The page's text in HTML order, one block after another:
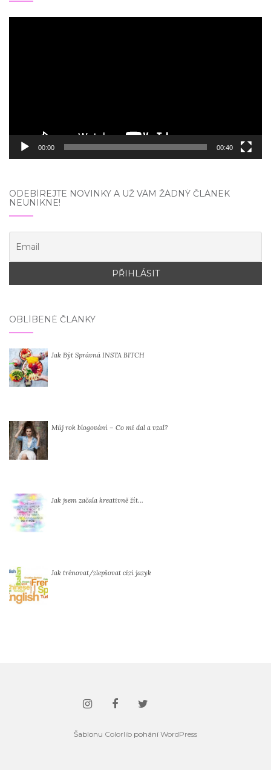
00:00 00:40
ODEBÍREJTE NOVINKY A UŽ VÁM ŽÁDNÝ ČLÁNEK
NEUNIKNE!
OBLÍBENÉ ČLÁNKY
Jak Být Správná INSTA BITCH
Můj rok blogování – Co mi dal a vzal?
Jak jsem začala kreativně žít…
Jak trénovat/zlepšovat cizí jazyk
Šablonu Colorlib pohání WordPress